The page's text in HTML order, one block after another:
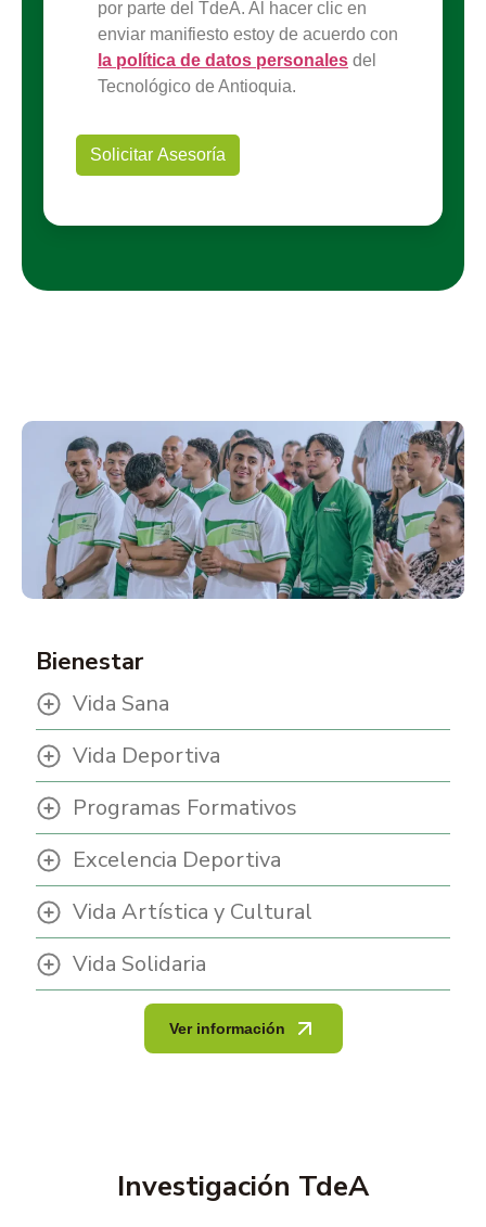
Bienestar
Vida Sana
Vida Deportiva
Programas Formativos
Excelencia Deportiva
Vida Artística y Cultural
Vida Solidaria
Ver información
Investigación TdeA